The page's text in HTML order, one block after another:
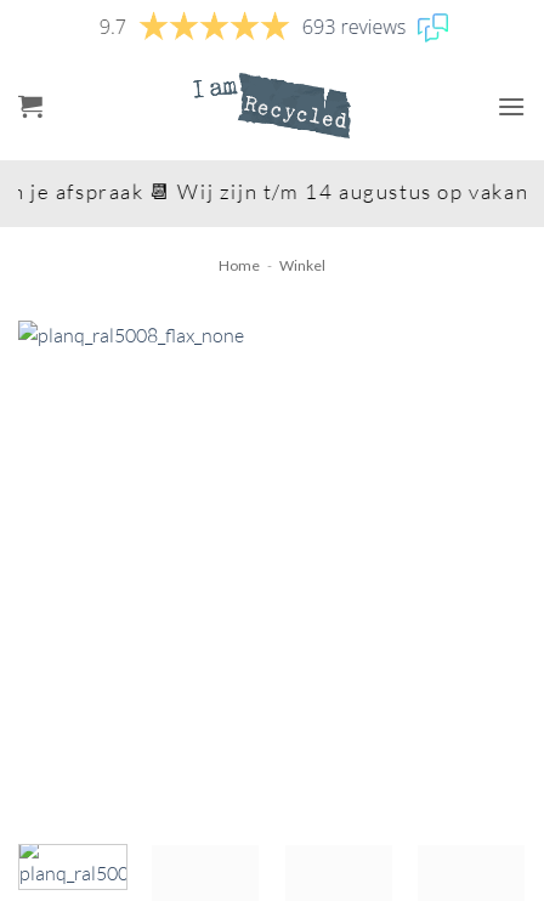
afspraak 📆 Wij zijn t/m 14 augustus op vakantie
Home - Winkel